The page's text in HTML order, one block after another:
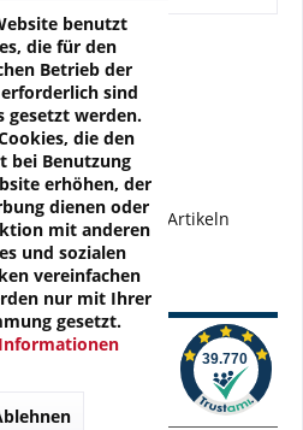
zum Artikel?
415
€ 60,- Bestellwert
mehr als 80.000 Artikeln
benutzt
die für den
Betrieb der
sind
gesetzt werden.
die den
bei Benutzung
erhöhen, der
dienen oder
mit anderen
und sozialen
vereinfachen
nur mit Ihrer
gesetzt.